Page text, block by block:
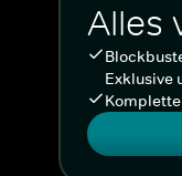
Alles
Exklusive